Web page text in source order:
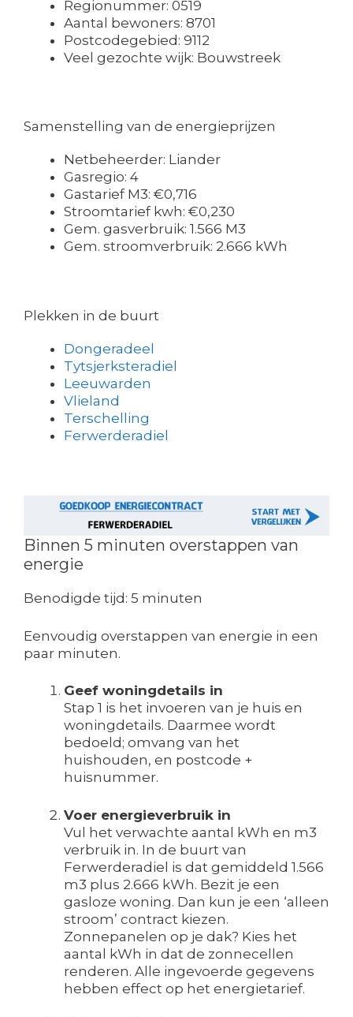
Regionummer: 0519
Aantal bewoners: 8701
Postcodegebied: 9112
Veel gezochte wijk: Bouwstreek
Samenstelling van de energieprijzen
Netbeheerder: Liander
Gasregio: 4
Gastarief M3: €0,716
Stroomtarief kwh: €0,230
Gem. gasverbruik: 1.566 M3
Gem. stroomverbruik: 2.666 kWh
Plekken in de buurt
Dongeradeel
Tytsjerksteradiel
Leeuwarden
Vlieland
Terschelling
Ferwerderadiel
Binnen 5 minuten overstappen van
energie
Benodigde tijd: 5 minuten
Eenvoudig overstappen van energie in een
paar minuten.
Geef woningdetails in
Stap 1 is het invoeren van je huis en
woningdetails. Daarmee wordt
bedoeld; omvang van het
huishouden, en postcode +
huisnummer.
Voer energieverbruik in
Vul het verwachte aantal kWh en m3
verbruik in. In de buurt van
Ferwerderadiel is dat gemiddeld 1.566
m3 plus 2.666 kWh. Bezit je een
gasloze woning. Dan kun je een ‘alleen
stroom’ contract kiezen.
Zonnepanelen op je dak? Kies het
aantal kWh in dat de zonnecellen
renderen. Alle ingevoerde gegevens
hebben effect op het energietarief.